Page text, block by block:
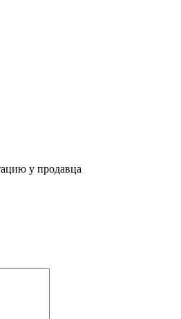
у продавца